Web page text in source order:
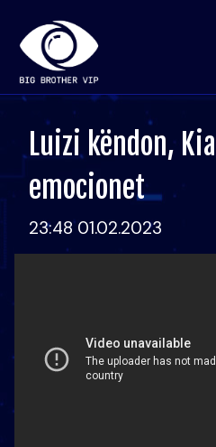
Luizi këndon,
emocionet
23:48 01.02.2023